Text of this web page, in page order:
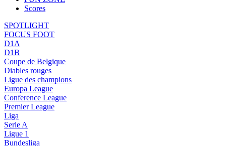
Scores
SPOTLIGHT
FOCUS FOOT
D1A
D1B
Coupe de Belgique
Diables rouges
Ligue des champions
Europa League
Conference League
Premier League
Liga
Serie A
Ligue 1
Bundesliga